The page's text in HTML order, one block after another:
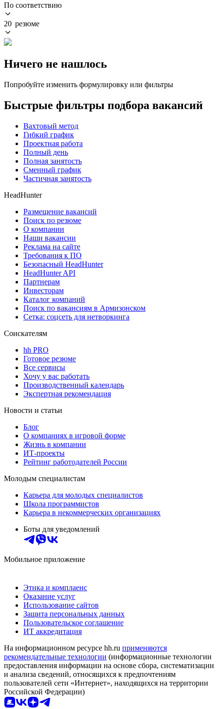
По соответствию
20 резюме
Ничего не нашлось
Попробуйте изменить формулировку или фильтры
Быстрые фильтры подбора вакансий
Вахтовый метод
Гибкий график
Проектная работа
Полный день
Полная занятость
Сменный график
Частичная занятость
HeadHunter
Размещение вакансий
Поиск по резюме
О компании
Наши вакансии
Реклама на сайте
Требования к ПО
Безопасный HeadHunter
HeadHunter API
Партнерам
Инвесторам
Каталог компаний
Поиск по вакансиям в Армизонском
Сетка: соцсеть для нетворкинга
Соискателям
hh PRO
Готовое резюме
Все сервисы
Хочу у вас работать
Производственный календарь
Экспертная рекомендация
Новости и статьи
Блог
О компаниях в игровой форме
Жизнь в компании
ИТ-проекты
Рейтинг работодателей России
Молодым специалистам
Карьера для молодых специалистов
Школа программистов
Карьера в некоммерческих организациях
Боты для уведомлений
Мобильное приложение
Этика и комплаенс
Оказание услуг
Использование сайтов
Защита персональных данных
Пользовательское соглашение
ИТ аккредитация
На информационном ресурсе hh.ru применяются
рекомендательные технологии (информационные технологии
предоставления информации на основе сбора, систематизации
и анализа сведений, относящихся к предпочтениям
пользователей сети «Интернет», находящихся на территории
Российской Федерации)